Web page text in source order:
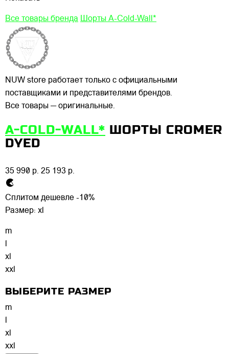
Все товары бренда Шорты A-Cold-Wall*
NUW store работает только с официальными
поставщиками и представителями брендов.
Все товары — оригинальные.
A-COLD-WALL* ШОРТЫ CROMER
DYED
35 990 р. 25 193 р.
Сплитом дешевле -10%
Размер: xl
m
xl
xxl
ВЫБЕРИТЕ РАЗМЕР
m
xl
xxl